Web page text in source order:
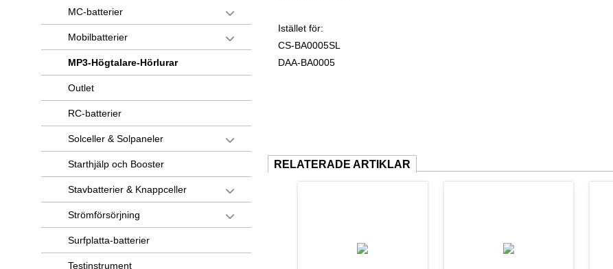
MC-batterier
Mobilbatterier
MP3-Högtalare-Hörlurar
Outlet
RC-batterier
Solceller & Solpaneler
Starthjälp och Booster
Stavbatterier & Knappceller
Strömförsörjning
Surfplatta-batterier
Testinstrument
Istället för:
CS-BA0005SL
DAA-BA0005
RELATERADE ARTIKLAR